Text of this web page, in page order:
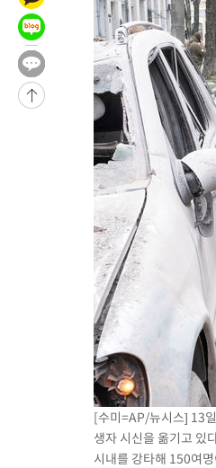
[수미=AP/뉴시스] 13
생자 시신을 옮기고 있
시내를 강타해 150여